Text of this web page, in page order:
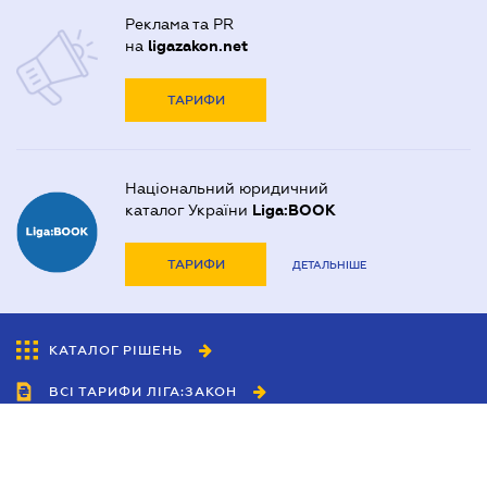
Реклама та PR
на ligazakon.net
ТАРИФИ
Національний юридичний
каталог України Liga:BOOK
ТАРИФИ ДЕТАЛЬНІШЕ
КАТАЛОГ РІШЕНЬ
ВСІ ТАРИФИ ЛІГА:ЗАКОН